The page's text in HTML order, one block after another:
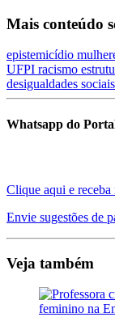
Mais conteúdo
epistemicídio
UFPI racismo
desigualdades sociais
Whatsapp do
Clique aqui e
Envie sugestões de
Veja também